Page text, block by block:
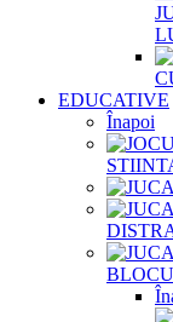
EDUCATIVE
Înapoi